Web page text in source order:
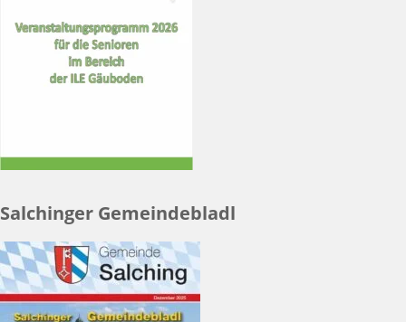
Salchinger Gemeindebladl